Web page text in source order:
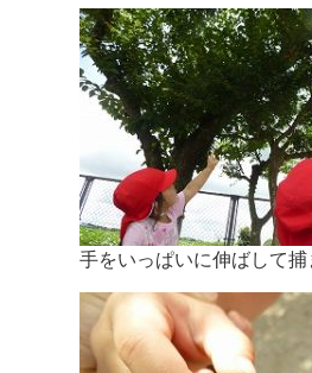
手をいっぱいに伸ばして